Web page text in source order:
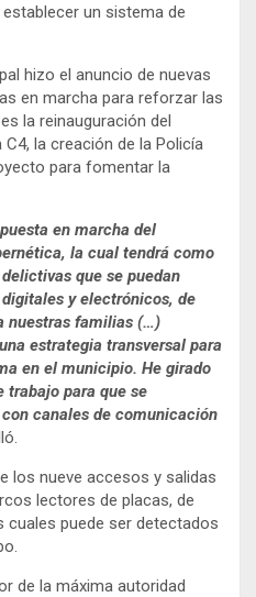
un sistema de
hizo el anuncio de nuevas
en marcha para reforzar las
la reinauguración del
la creación de la Policía
para fomentar la
en marcha del
la cual tendrá como
que se puedan
y electrónicos, de
nuestras familias (…)
estrategia transversal para
en el municipio. He girado
trabajo para que se
canales de comunicación
los nueve accesos y salidas
lectores de placas, de
cuales puede ser detectados
de la máxima autoridad